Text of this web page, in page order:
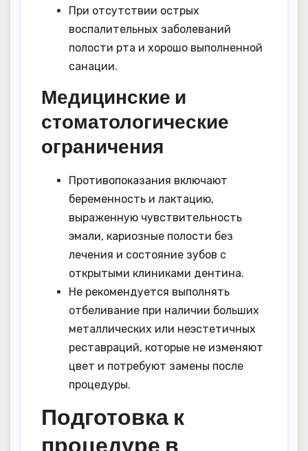
При отсутствии острых
воспалительных заболеваний
полости рта и хорошо выполненной
санации.
Медицинские и
стоматологические
ограничения
Противопоказания включают
беременность и лактацию,
выраженную чувствительность
эмали, кариозные полости без
лечения и состояние зубов с
открытыми клиниками дентина.
Не рекомендуется выполнять
отбеливание при наличии больших
металлических или неэстетичных
реставраций, которые не изменяют
цвет и потребуют замены после
процедуры.
Подготовка к
процедуре в